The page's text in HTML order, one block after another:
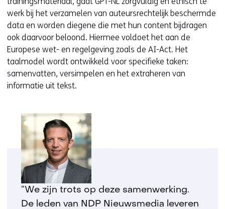
werk bij het verzamelen van auteursrechtelijk beschermde
data en worden diegene die met hun content bijdragen
ook daarvoor beloond. Hiermee voldoet het aan de
Europese wet- en regelgeving zoals de AI-Act. Het
taalmodel wordt ontwikkeld voor specifieke taken:
samenvatten, versimpelen en het extraheren van
informatie uit tekst.
“We zijn trots op deze samenwerking.
De leden van NDP Nieuwsmedia leveren